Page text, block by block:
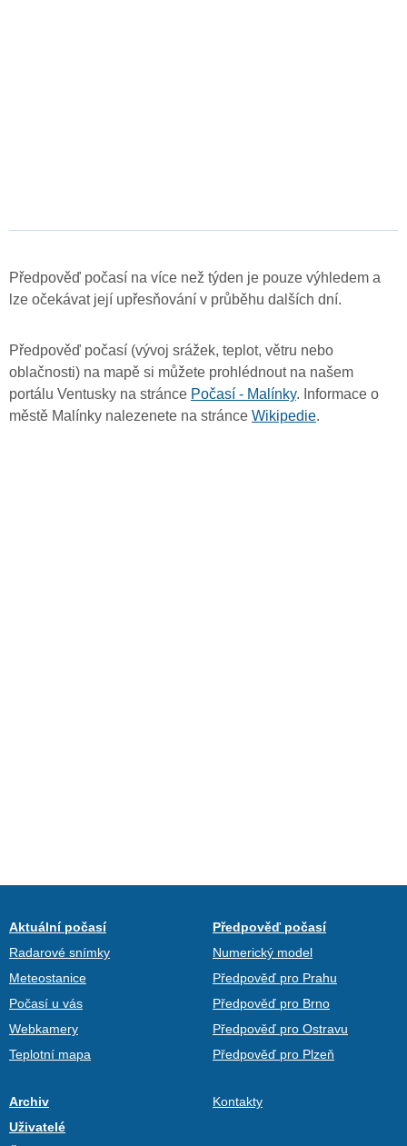
Předpověď počasí na více než týden je pouze výhledem a
lze očekávat její upřesňování v průběhu dalších dní.
Předpověď počasí (vývoj srážek, teplot, větru nebo
oblačnosti) na mapě si můžete prohlédnout na našem
portálu Ventusky na stránce Počasí - Malínky. Informace o
městě Malínky nalezenete na stránce Wikipedie.
Aktuální počasí
Radarové snímky
Meteostanice
Počasí u vás
Webkamery
Teplotní mapa
Předpověď počasí
Numerický model
Předpověď pro Prahu
Předpověď pro Brno
Předpověď pro Ostravu
Předpověď pro Plzeň
Archiv
Uživatelé
Kontakty